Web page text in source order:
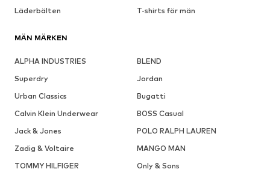
Läderbälten
T-shirts för män
MÄN MÄRKEN
ALPHA INDUSTRIES
BLEND
Superdry
Jordan
Urban Classics
Bugatti
Calvin Klein Underwear
BOSS Casual
Jack & Jones
POLO RALPH LAUREN
Zadig & Voltaire
MANGO MAN
TOMMY HILFIGER
Only & Sons